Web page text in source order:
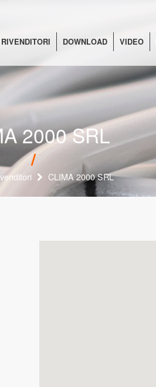
RIVENDITORI DOWNLOAD VIDEO
2000 SRL
CLIMA 2000 SRL